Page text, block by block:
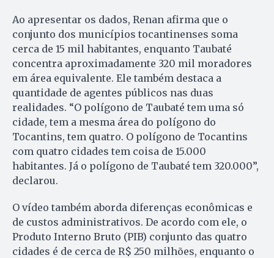
Ao apresentar os dados, Renan afirma que o
conjunto dos municípios tocantinenses soma
cerca de 15 mil habitantes, enquanto Taubaté
concentra aproximadamente 320 mil moradores
em área equivalente. Ele também destaca a
quantidade de agentes públicos nas duas
realidades. “O polígono de Taubaté tem uma só
cidade, tem a mesma área do polígono do
Tocantins, tem quatro. O polígono de Tocantins
com quatro cidades tem coisa de 15.000
habitantes. Já o polígono de Taubaté tem 320.000”,
declarou.
O vídeo também aborda diferenças econômicas e
de custos administrativos. De acordo com ele, o
Produto Interno Bruto (PIB) conjunto das quatro
cidades é de cerca de R$ 250 milhões, enquanto o